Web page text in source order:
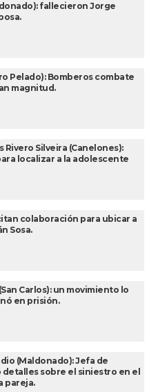
fallecieron Jorge
Pelado): Bomberos combate
magnitud.
Rivero Silveira (Canelones):
localizar a la adolescente
colaboración para ubicar a
Sosa.
Carlos): un movimiento lo
en prisión.
(Maldonado): Jefa de
detalles sobre el siniestro en el
pareja.